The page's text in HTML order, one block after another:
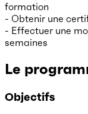
formation
- Obtenir une
- Effectuer une
semaines
Le
Objectifs